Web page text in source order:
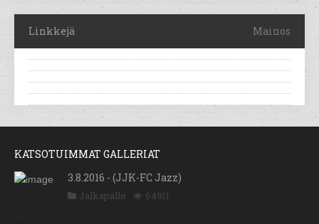
Linkkejä Mainos
KATSOTUIMMAT GALLERIAT
3.8.2016 - (JJK-FC Jazz)
Jalkapallo 64911